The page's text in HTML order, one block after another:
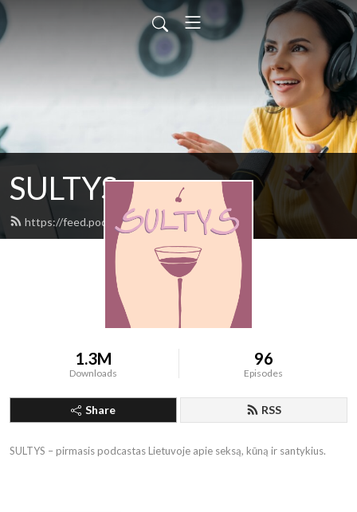
SULTYS
https://feed.podbean.com/sultys/feed.xml
1.3M
Downloads
96
Episodes
Share RSS
SULTYS – pirmasis podcastas Lietuvoje apie seksą, kūną ir santykius.